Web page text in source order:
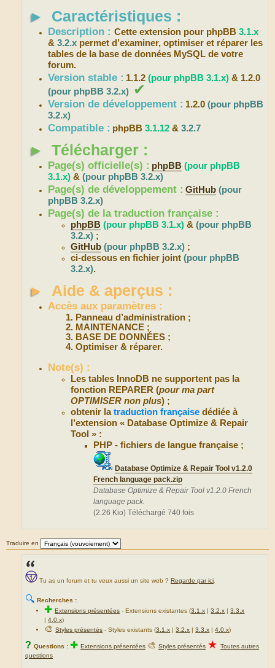
► Caractéristiques :
Description :Cette extension pour phpBB3.1.x
&3.2.x permet d’examiner, optimiser et réparer les
tables de la base de données MySQL de votre
forum.
Version stable : 1.1.2(pour phpBB 3.1.x) & 1.2.0
(pour phpBB 3.2.x) ✔
Version de développement : 1.2.0(pour phpBB
3.2.x)
Compatible : phpBB3.1.12 &3.2.7
► Télécharger :
Page(s) officielle(s) : phpBB (pour phpBB
3.1.x) &(pour phpBB 3.2.x)
Page(s) de développement : GitHub (pour
phpBB 3.2.x)
Page(s) de la traduction française :
phpBB (pour phpBB 3.1.x) &(pour phpBB
3.2.x) ;
GitHub (pour phpBB 3.2.x) ;
ci-dessous en fichier joint(pour phpBB
3.2.x).
► Aide & aperçus :
Accès aux paramètres :
Panneau d’administration ;
MAINTENANCE ;
BASE DE DONNÉES ;
Optimiser & réparer.
Note(s) :
Les tables InnoDB ne supportent pas la
fonction REPARER (pour ma part
OPTIMISER non plus) ;
obtenir latraduction française dédiée à
l’extension « Database Optimize & Repair
Tool » :
PHP - fichiers de langue française ;
Database Optimize & Repair Tool v1.2.0
French language pack.zip
Database Optimize & Repair Tool v1.2.0 French
language pack.
(2.26 Kio) Téléchargé 740 fois
Traduire en
Tu as un forum et tu veux aussi un site web ? Regarde par ici
🔍 Recherches :
✚Extensions présentées -Extensions existantes (3.1.x |3.2.x |3.3.x
|4.0.x)
🎨Styles présentés - Styles existants (3.1.x |3.2.x |3.3.x |4.0.x)
? Questions : ✚ Extensions présentées 🎨 Styles présentés ★ Toutes autres
questions